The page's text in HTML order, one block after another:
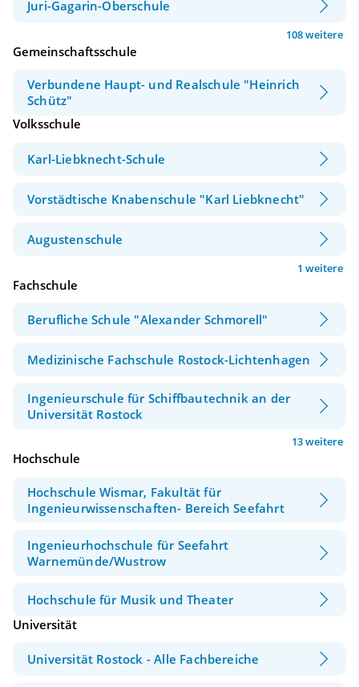
Juri-Gagarin-Oberschule
108 weitere
Gemeinschaftsschule
Verbundene Haupt- und Realschule "Heinrich
Schütz"
Volksschule
Karl-Liebknecht-Schule
Vorstädtische Knabenschule "Karl Liebknecht"
Augustenschule
1 weitere
Fachschule
Berufliche Schule "Alexander Schmorell"
Medizinische Fachschule Rostock-Lichtenhagen
Ingenieurschule für Schiffbautechnik an der
Universität Rostock
13 weitere
Hochschule
Hochschule Wismar, Fakultät für
Ingenieurwissenschaften- Bereich Seefahrt
Ingenieurhochschule für Seefahrt
Warnemünde/Wustrow
Hochschule für Musik und Theater
Universität
Universität Rostock - Alle Fachbereiche